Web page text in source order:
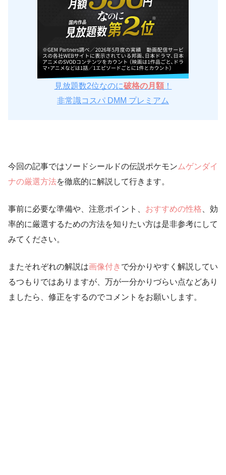
見放題数2位なのに破格の月額！
非常識コスパ DMM プレミアム
今回の記事ではソードシールドの伝説ポケモン ムゲンダイ
ナの厳選方法を徹底的に解説して行きます。
事前に必要な準備や、注意ポイント、 おすすめの性格 、効
率的に厳選するための方法を知りたい方は是非参考にして
みてください。
またそれぞれの解説は画像付き で分かりやすく解説してい
るつもりではありますが、万が一分かりづらい点などあり
ましたら、修正をするのでコメントをお願いします。